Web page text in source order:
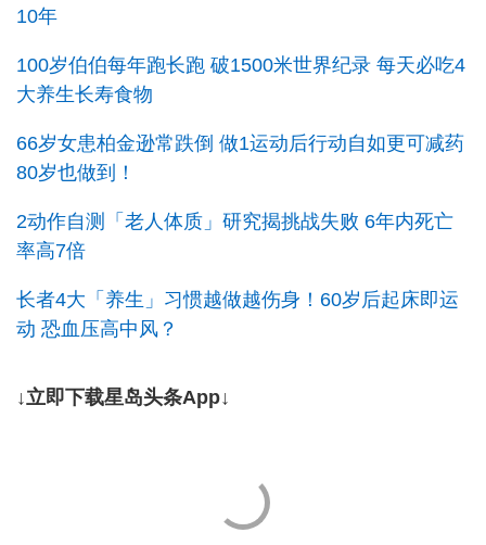
10年
100岁伯伯每年跑长跑 破1500米世界纪录 每天必吃4
大养生长寿食物
66岁女患柏金逊常跌倒 做1运动后行动自如更可减药
80岁也做到！
2动作自测「老人体质」研究揭挑战失败 6年内死亡
率高7倍
长者4大「养生」习惯越做越伤身！60岁后起床即运
动 恐血压高中风？
↓立即下载星岛头条App↓